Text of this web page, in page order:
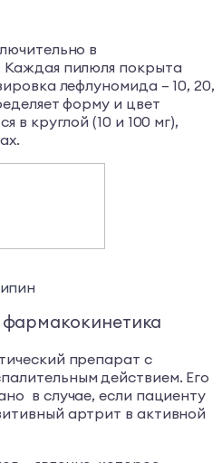
в
пилюля покрыта
лефлуномида – 10, 20,
форму и цвет
в круглой (10 и 100 мг),
препарат с
действием. Его
в случае, если пациенту
артрит в активной